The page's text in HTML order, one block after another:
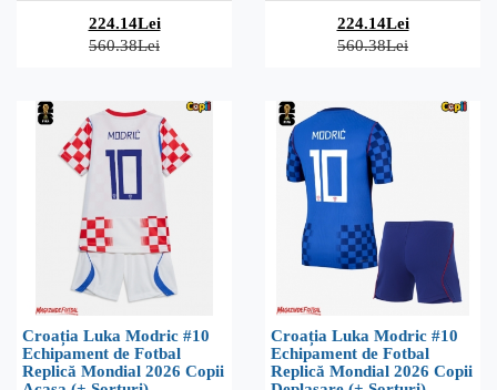
224.14Lei
560.38Lei
224.14Lei
560.38Lei
Croația Luka Modric #10
Echipament de Fotbal
Replică Mondial 2026 Copii
Croația Luka Modric #10
Echipament de Fotbal
Replică Mondial 2026 Copii